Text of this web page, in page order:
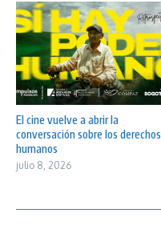
El cine vuelve a abrir la
conversación sobre los derechos
humanos
julio 8, 2026